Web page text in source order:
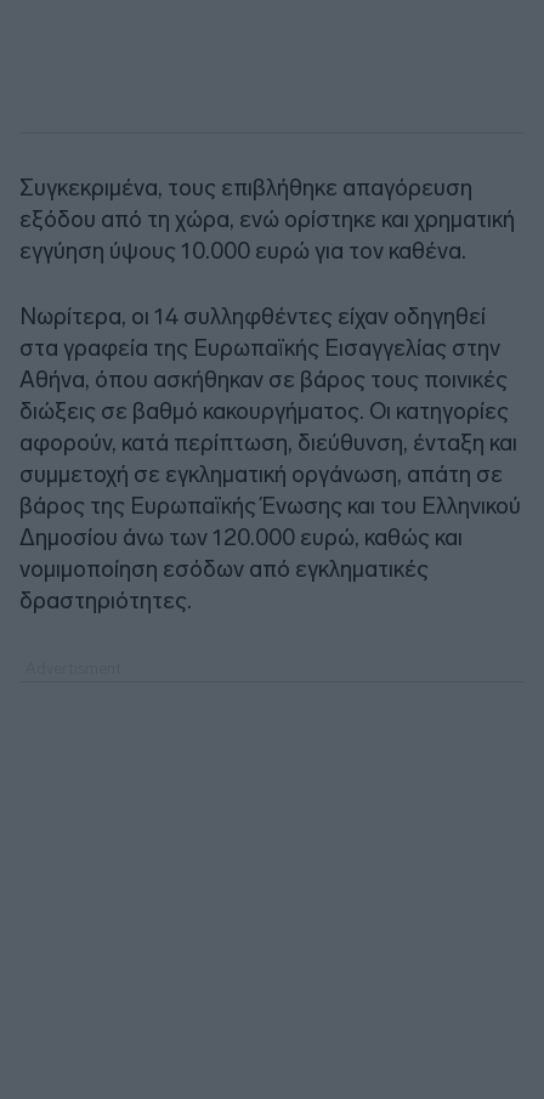
Συγκεκριμένα, τους επιβλήθηκε απαγόρευση
εξόδου από τη χώρα, ενώ ορίστηκε και χρηματική
εγγύηση ύψους 10.000 ευρώ για τον καθένα.
Νωρίτερα, οι 14 συλληφθέντες είχαν οδηγηθεί
στα γραφεία της Ευρωπαϊκής Εισαγγελίας στην
Αθήνα, όπου ασκήθηκαν σε βάρος τους ποινικές
διώξεις σε βαθμό κακουργήματος. Οι κατηγορίες
αφορούν, κατά περίπτωση, διεύθυνση, ένταξη και
συμμετοχή σε εγκληματική οργάνωση, απάτη σε
βάρος της Ευρωπαϊκής Ένωσης και του Ελληνικού
Δημοσίου άνω των 120.000 ευρώ, καθώς και
νομιμοποίηση εσόδων από εγκληματικές
δραστηριότητες.